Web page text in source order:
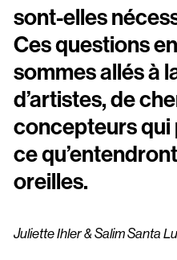
sont-elles
Ces questions
sommes allés à
d’artistes, de
concepteurs qui
ce
oreilles.
Juliette Ihler & Salim Santa
Résidences
Espace pro
Partenaires
Location /